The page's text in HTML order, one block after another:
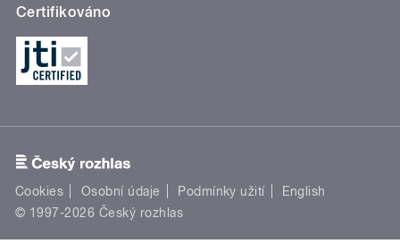
Certifikováno
Cookies Osobní údaje Podmínky užití
English
© 1997-2026 Český rozhlas